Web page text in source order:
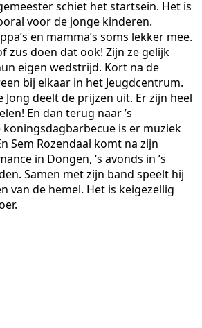
schiet het startsein. Het is
voor de jonge kinderen.
en mamma’s soms lekker mee.
zus doen dat ook! Zijn ze gelijk
eigen wedstrijd. Kort na de
bij elkaar in het Jeugdcentrum.
Jong deelt de prijzen uit. Er zijn heel
En dan terug naar ’s
koningsdagbarbecue is er muziek
Sem Rozendaal komt na zijn
in Dongen, ‘s avonds in ’s
Samen met zijn band speelt hij
van de hemel. Het is keigezellig